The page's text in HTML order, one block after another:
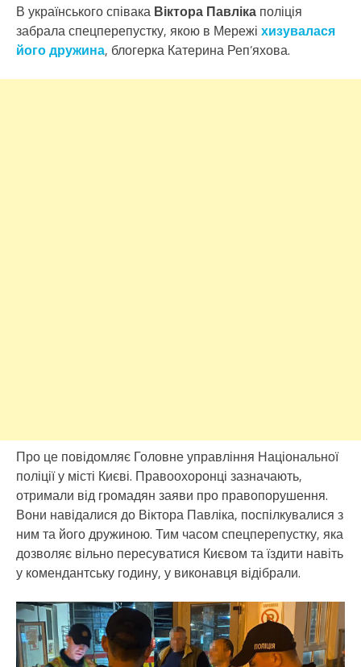
В українського співака Віктора Павліка поліція
забрала спецперепустку, якою в Мережі хизувалася
його дружина, блогерка Катерина Реп’яхова.
Про це повідомляє Головне управління Національної
поліції у місті Києві. Правоохоронці зазначають,
отримали від громадян заяви про правопорушення.
Вони навідалися до Віктора Павліка, поспілкувалися з
ним та його дружиною. Тим часом спецперепустку, яка
дозволяє вільно пересуватися Києвом та їздити навіть
у комендантську годину, у виконавця відібрали.